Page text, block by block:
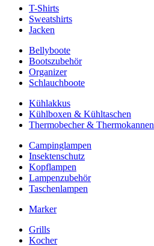
T-Shirts
Sweatshirts
Jacken
Bellyboote
Bootszubehör
Organizer
Schlauchboote
Kühlakkus
Kühlboxen & Kühltaschen
Thermobecher & Thermokannen
Campinglampen
Insektenschutz
Kopflampen
Lampenzubehör
Taschenlampen
Marker
Grills
Kocher